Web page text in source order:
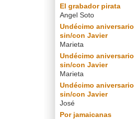
El grabador pirata
Angel Soto
Undécimo aniversario
sin/con Javier
Marieta
Undécimo aniversario
sin/con Javier
Marieta
Undécimo aniversario
sin/con Javier
José
Por jamaicanas